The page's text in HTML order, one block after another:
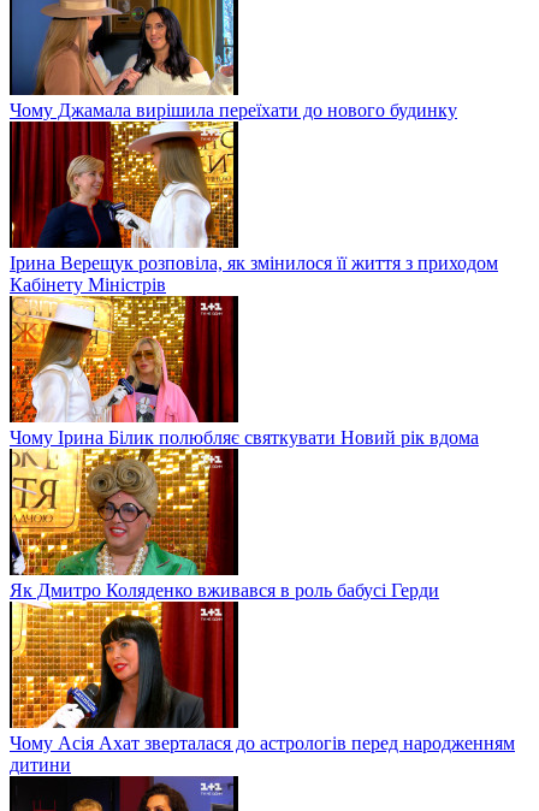
Чому Джамала вирішила переїхати до нового будинку
Ірина Верещук розповіла, як змінилося її життя з приходом
Кабінету Міністрів
Чому Ірина Білик полюбляє святкувати Новий рік вдома
Як Дмитро Коляденко вживався в роль бабусі Герди
Чому Асія Ахат зверталася до астрологів перед народженням
дитини